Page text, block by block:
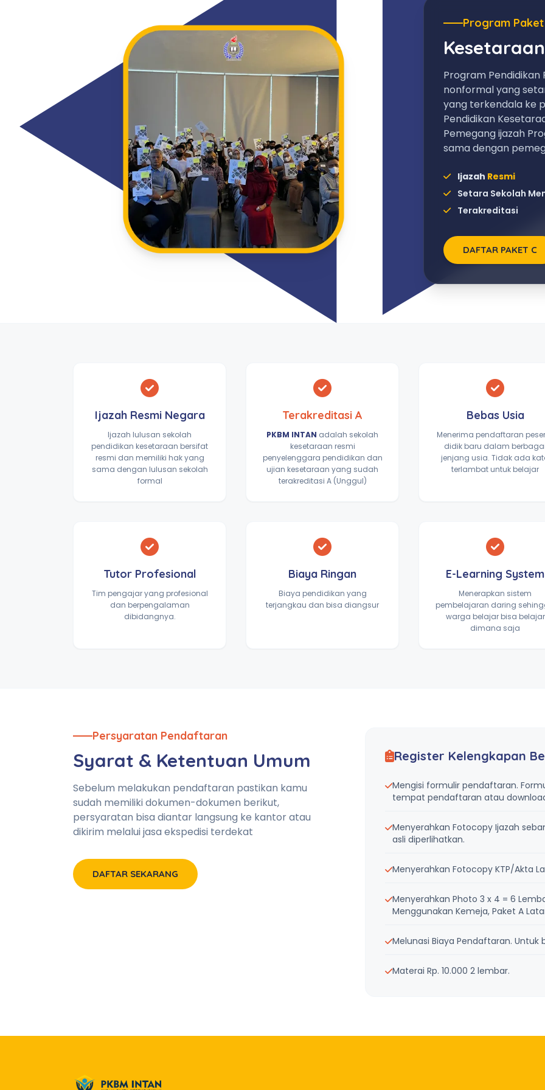
Program Paket
Program
nonformal yang
yang terkendala ke
Pendidikan
Pemegang ijazah
sama dengan
Ijazah Resmi
Setara Sekolah
Terakreditasi
DAFTAR PAKET C
Ijazah Resmi Negara
Ijazah lulusan sekolah
pendidikan kesetaraan bersifat
resmi dan memiliki hak yang
sama dengan lulusan sekolah
formal
Terakreditasi A
PKBM INTAN adalah sekolah
kesetaraan resmi
penyelenggara pendidikan dan
ujian kesetaraan yang sudah
terakreditasi A (Unggul)
Bebas Usia
Menerima pendaftaran
didik baru dalam
jenjang usia. Tidak ada
terlambat untuk belajar
Tutor Profesional
Tim pengajar yang profesional
dan berpengalaman
dibidangnya.
Biaya Ringan
Biaya pendidikan yang
terjangkau dan bisa diangsur
E-Learning System
Menerapkan sistem
pembelajaran daring
warga belajar bisa belajar
dimana saja
Persyaratan Pendaftaran
Syarat & Ketentuan Umum
Sebelum melakukan pendaftaran pastikan kamu
sudah memiliki dokumen-dokumen berikut,
persyaratan bisa diantar langsung ke kantor atau
dikirim melalui jasa ekspedisi terdekat
DAFTAR SEKARANG
Register Kelengkapan
Mengisi formulir pendaftaran.
tempat pendaftaran atau
Menyerahkan Fotocopy Ijazah
asli diperlihatkan.
Menyerahkan Fotocopy KTP/Akta
Menyerahkan Photo 3 x 4 = 6
Menggunakan Kemeja, Paket A
Melunasi Biaya Pendaftaran. Untuk
Materai Rp. 10.000 2 lembar.